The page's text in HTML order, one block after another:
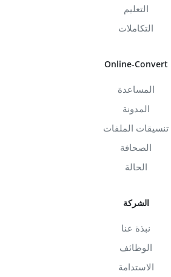
التعليم
التكاملات
Online-Convert
المساعدة
المدونة
تنسيقات الملفات
الصحافة
الحالة
الشركة
نبذة عنا
الوظائف
الاستدامة